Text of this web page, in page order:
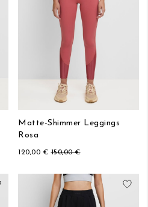
Matte-Shimmer Leggings
Rosa
120,00 € 150,00 €
Aggiungi alla lista desideri